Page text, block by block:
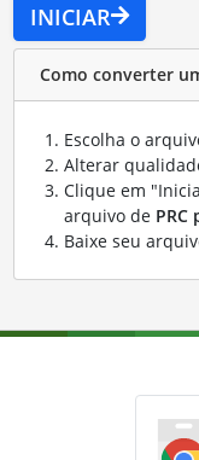
INICIAR
Como converter
Escolha o
Alterar
Clique em
arquivo de PRC
Baixe seu